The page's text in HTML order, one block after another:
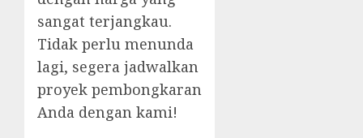
sangat terjangkau.
Tidak perlu menunda
lagi, segera jadwalkan
proyek pembongkaran
Anda dengan kami!